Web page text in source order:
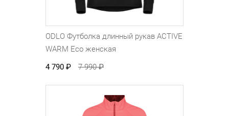
ODLO Футболка длинный рукав ACTIVE
WARM Eco женская
4 790 ₽ 7 990₽